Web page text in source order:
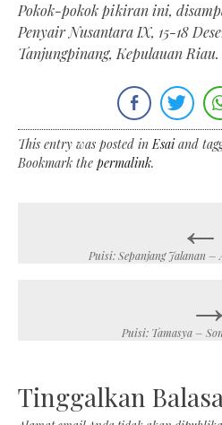
Pokok-pokok pikiran ini,
Penyair Nusantara IX, 15-18
Tanjungpinang, Kepulauan Riau.
This entry was posted inEsaiand
Bookmark the permalink.
navigation
←
Puisi: Sepanjang Jalanan –
→
Puisi: Tamasya –
Tinggalkan